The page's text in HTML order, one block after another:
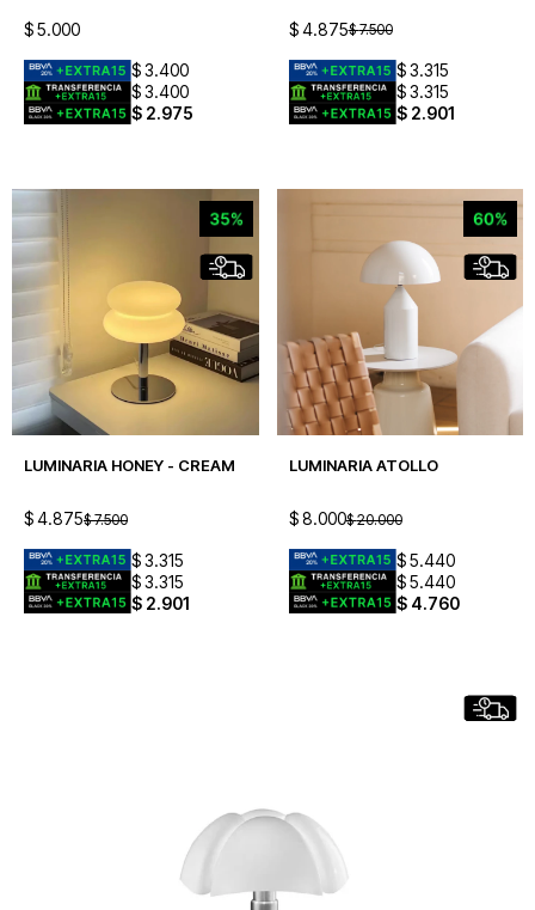
$5.000
$3.400
$3.400
$ 2.975
$ 4.875$ 7.500
$ 3.315
$ 3.315
$ 2.901
LUMINARIA HONEY - CREAM
$4.875$ 7.500
$3.315
$3.315
$ 2.901
LUMINARIA ATOLLO
$ 8.000$ 20.000
$ 5.440
$ 5.440
$ 4.760